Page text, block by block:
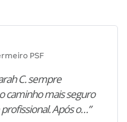
PSF
C. sempre
caminho mais seguro
Após o…”